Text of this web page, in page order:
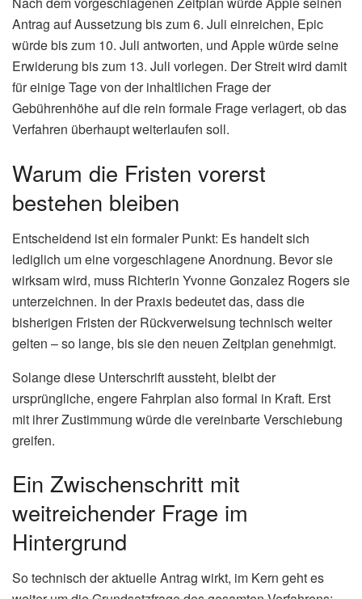
Antrag auf Aussetzung bis zum 6. Juli einreichen, Epic
würde bis zum 10. Juli antworten, und Apple würde seine
Erwiderung bis zum 13. Juli vorlegen. Der Streit wird damit
für einige Tage von der inhaltlichen Frage der
Gebührenhöhe auf die rein formale Frage verlagert, ob das
Verfahren überhaupt weiterlaufen soll.
Warum die Fristen vorerst
bestehen bleiben
Entscheidend ist ein formaler Punkt: Es handelt sich
lediglich um eine vorgeschlagene Anordnung. Bevor sie
wirksam wird, muss Richterin Yvonne Gonzalez Rogers sie
unterzeichnen. In der Praxis bedeutet das, dass die
bisherigen Fristen der Rückverweisung technisch weiter
gelten – so lange, bis sie den neuen Zeitplan genehmigt.
Solange diese Unterschrift aussteht, bleibt der
ursprüngliche, engere Fahrplan also formal in Kraft. Erst
mit ihrer Zustimmung würde die vereinbarte Verschiebung
greifen.
Ein Zwischenschritt mit
weitreichender Frage im
Hintergrund
So technisch der aktuelle Antrag wirkt, im Kern geht es